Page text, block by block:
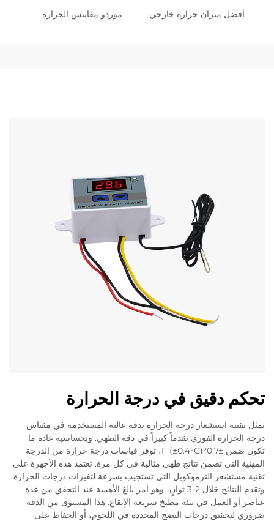
أفضل ميزان حرارة خارجي موردو مقاييس الحرارة
تحكم دقيق في درجة الحرارة
تمثل تقنية استشعار درجة الحرارة بدقة عالية المستخدمة في مقياس
درجة الحرارة الفوري تقدماً كبيراً في دقة الطهي. وبحساسية عادة ما
تكون ضمن ±0.7°F (±0.4°C)، توفر قياسات درجة حرارة من الدرجة
المهنية التي تضمن نتائج طهي مثالية في كل مرة. تعتمد هذه الأجهزة على
تقنية مستشعر الترموكوبل التي تستجيب بسرعة لتغيرات درجات الحرارة،
وتقدم النتائج خلال 2-3 ثوانٍ، وهو أمر بالغ الأهمية عند التحقق من عدة
عناصر أو العمل في بيئة مطبخ سريعة الإيقاع. هذا المستوى من الدقة
ضروري لتحقيق درجات النضج المحددة في اللحوم، أو الحفاظ على